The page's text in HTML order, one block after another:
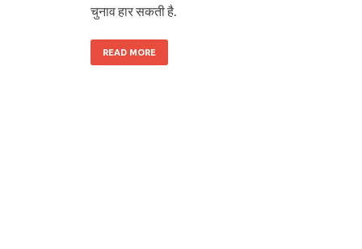
चुनाव हार सकती है.
READ MORE